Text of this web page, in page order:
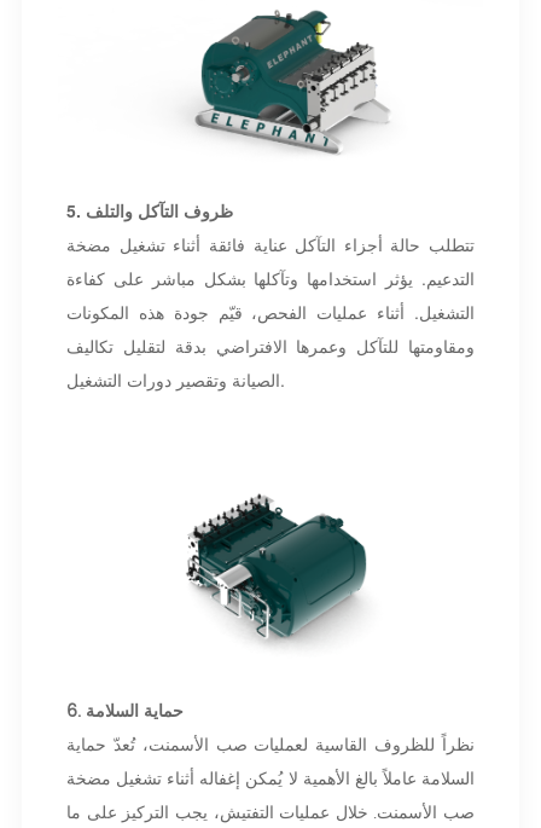
5. ظروف التآكل والتلف
تتطلب حالة أجزاء التآكل عناية فائقة أثناء تشغيل مضخة
التدعيم. يؤثر استخدامها وتآكلها بشكل مباشر على كفاءة
التشغيل. أثناء عمليات الفحص، قيّم جودة هذه المكونات
ومقاومتها للتآكل وعمرها الافتراضي بدقة لتقليل تكاليف
الصيانة وتقصير دورات التشغيل.
6. حماية السلامة
نظراً للظروف القاسية لعمليات صب الأسمنت، تُعدّ حماية
السلامة عاملاً بالغ الأهمية لا يُمكن إغفاله أثناء تشغيل مضخة
صب الأسمنت. خلال عمليات التفتيش، يجب التركيز على ما